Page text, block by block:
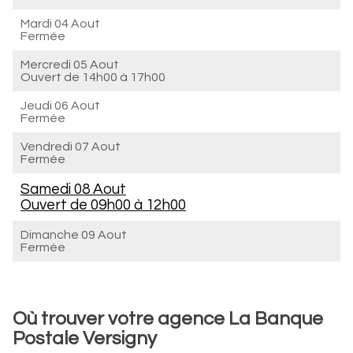
Mardi 04 Aout
Fermée
Mercredi 05 Aout
Ouvert de 14h00 à 17h00
Jeudi 06 Aout
Fermée
Vendredi 07 Aout
Fermée
Samedi 08 Aout
Ouvert de 09h00 à 12h00
Dimanche 09 Aout
Fermée
Où trouver votre agence La Banque
Postale Versigny